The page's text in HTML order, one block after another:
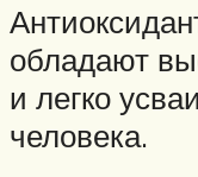
обладают
и легко
человека.